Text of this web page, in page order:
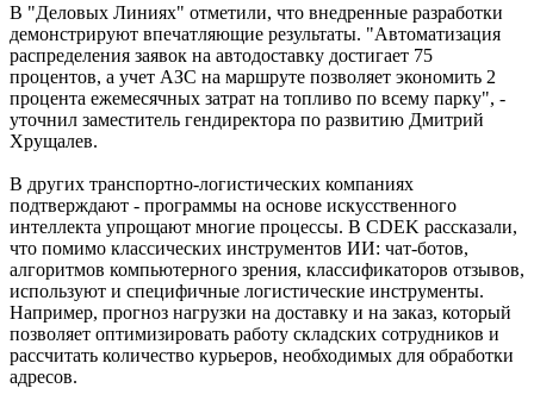
В "Деловых Линиях" отметили, что внедренные разработки
демонстрируют впечатляющие результаты. "Автоматизация
распределения заявок на автодоставку достигает 75
процентов, а учет АЗС на маршруте позволяет экономить 2
процента ежемесячных затрат на топливо по всему парку", -
уточнил заместитель гендиректора по развитию Дмитрий
Хрущалев.
В других транспортно-логистических компаниях
подтверждают - программы на основе искусственного
интеллекта упрощают многие процессы. В CDEK рассказали,
что помимо классических инструментов ИИ: чат-ботов,
алгоритмов компьютерного зрения, классификаторов отзывов,
используют и специфичные логистические инструменты.
Например, прогноз нагрузки на доставку и на заказ, который
позволяет оптимизировать работу складских сотрудников и
рассчитать количество курьеров, необходимых для обработки
адресов.